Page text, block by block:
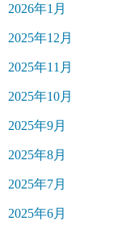
2026年1月
2025年12月
2025年11月
2025年10月
2025年9月
2025年8月
2025年7月
2025年6月